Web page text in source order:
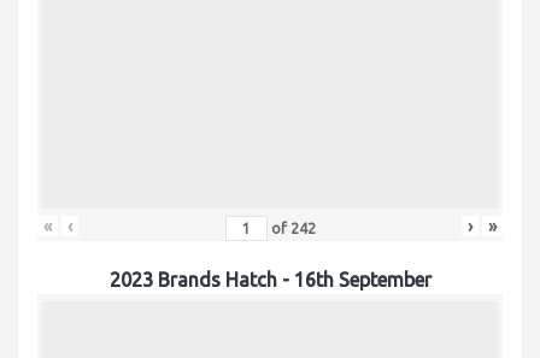
« ‹ of 242 › »
2023 Brands Hatch - 16th September